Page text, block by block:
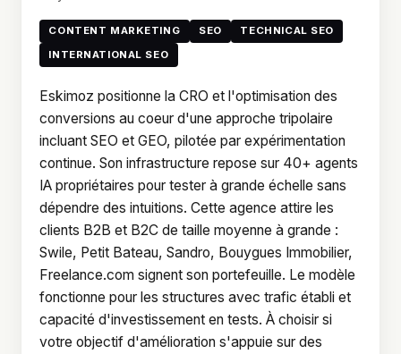
CONTENT MARKETING SEO
TECHNICAL SEO
INTERNATIONAL SEO
Eskimoz positionne la CRO et l'optimisation des
conversions au coeur d'une approche tripolaire
incluant SEO et GEO, pilotée par expérimentation
continue. Son infrastructure repose sur 40+ agents
IA propriétaires pour tester à grande échelle sans
dépendre des intuitions. Cette agence attire les
clients B2B et B2C de taille moyenne à grande :
Swile, Petit Bateau, Sandro, Bouygues Immobilier,
Freelance.com signent son portefeuille. Le modèle
fonctionne pour les structures avec trafic établi et
capacité d'investissement en tests. À choisir si
votre objectif d'amélioration s'appuie sur des